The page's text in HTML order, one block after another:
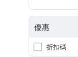
優惠
折扣碼